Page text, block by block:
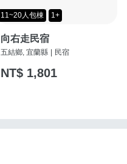
11~20人包棟 1+
向右走民宿
五結鄉, 宜蘭縣 | 民宿
NT$ 1,801